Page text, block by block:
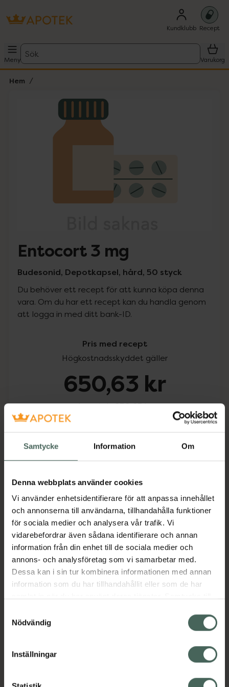
Samtycke Information Om
Denna webbplats använder cookies
Vi använder enhetsidentifierare för att anpassa innehållet
och annonserna till användarna, tillhandahålla funktioner
för sociala medier och analysera vår trafik. Vi
vidarebefordrar även sådana identifierare och annan
information från din enhet till de sociala medier och
annons- och analysföretag som vi samarbetar med.
Dessa kan i sin tur kombinera informationen med annan
information som du har tillhandahållit eller som de har
återkalla ditt samtycke via webbplatsens
cookieinställningar. Ett återkallat samtycke påverkar inte
lagligheten av behandling som skett innan återkallelsen.
Nödvändig
Inställningar
Kundklubb Recept
Meny
Sök
Varukorg
Hem
Lista: . Innehåller 1 objekt.
Entocort 3 mg
Budesonid, Depotkapsel, hård, 50 styck
Du behöver ett recept för att kunna köpa denna
vara. Om du har ett recept kan du handla genom
att logga in med ditt bank-ID.
Pris med recept
Högkostnadsskyddet gäller
650,63 kr
I apotek:650,63 kr
Köp via ditt recept
Beskrivning Dölj
Läs alltid bipacksedeln innan
användning.
EAN:
07046260601451